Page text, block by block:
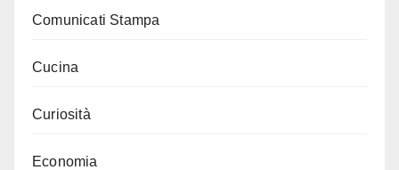
Comunicati Stampa
Cucina
Curiosità
Economia